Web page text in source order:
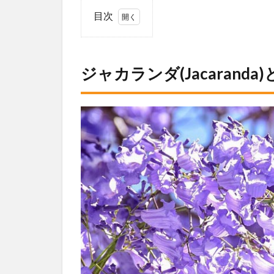
目次
とは？
1.1
ジャ
ガランダ
(Jacaranda)
の特徴
1.2
ジャ
ガランダ
(Jacaranda)
の見頃
2
ジャカ
ランダ
(Jacaranda)
おすすめス
ポット
ジャカランダ(Jacaranda)